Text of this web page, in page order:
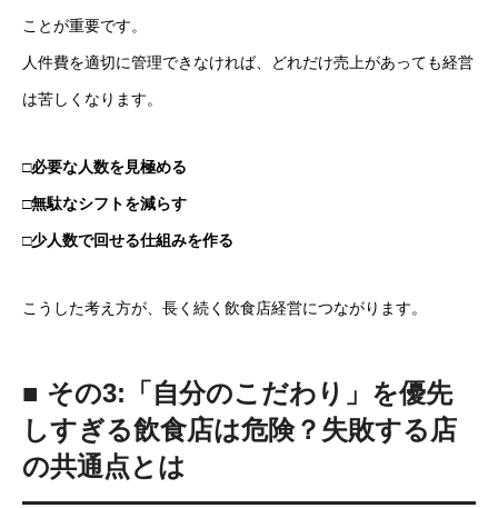
ことが重要です。
人件費を適切に管理できなければ、どれだけ売上があっても経営
は苦しくなります。
□必要な人数を見極める
□無駄なシフトを減らす
□少人数で回せる仕組みを作る
こうした考え方が、長く続く飲食店経営につながります。
■ その3:「自分のこだわり」を優先
しすぎる飲食店は危険？失敗する店
の共通点とは